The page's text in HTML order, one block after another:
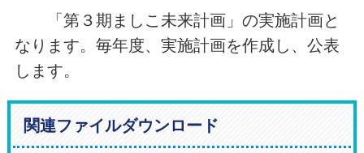
「第３期ましこ未来計画」の実施計画と
なります。毎年度、実施計画を作成し、公表
します。
関連ファイルダウンロード